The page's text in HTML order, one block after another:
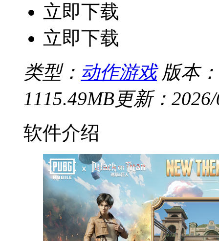
立即下载
立即下载
类型： 动作游戏 版本
1115.49MB 更新：
软件介绍